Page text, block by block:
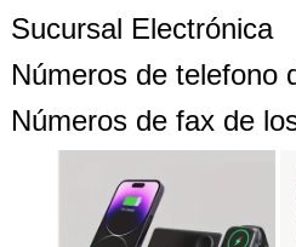
Sucursal Electrónica
Números de telefono
Números de fax de